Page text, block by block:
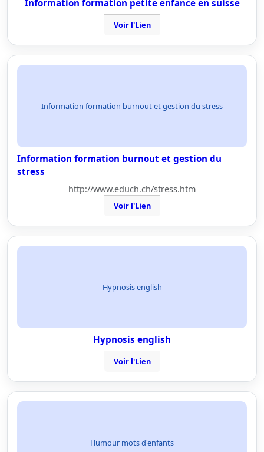
Information formation petite enfance en suisse
Voir l'Lien
Information formation burnout et gestion du stress
Information formation burnout et gestion du
stress
http://www.educh.ch/stress.htm
Voir l'Lien
Hypnosis english
Hypnosis english
Voir l'Lien
Humour mots d'enfants